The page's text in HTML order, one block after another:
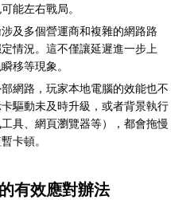
能左右戰局。
涉及多個營運商和複雜的網路路
情況。這不僅讓延遲進一步上
移等現象。
部網路，玩家本地電腦的效能也不
驅動未及時升級，或者背景執行
具、網頁瀏覽器等），都會拖慢
卡頓。
有效應對辦法